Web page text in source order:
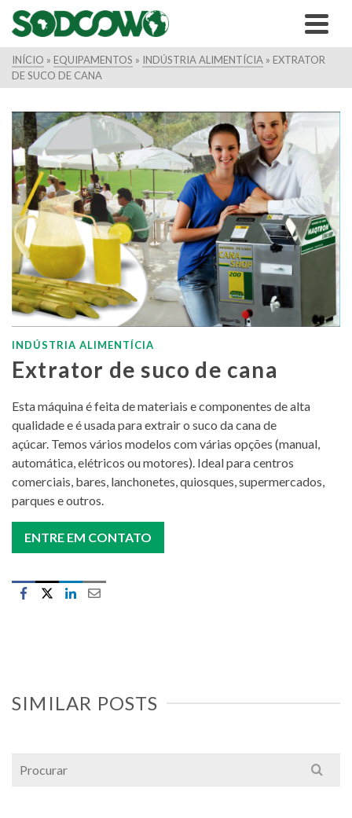
INÍCIO » EQUIPAMENTOS » INDÚSTRIA ALIMENTÍCIA » EXTRATOR
DE SUCO DE CANA
INDÚSTRIA ALIMENTÍCIA
Extrator de suco de cana
Esta máquina é feita de materiais e componentes de alta
qualidade e é usada para extrair o suco da cana de
açúcar. Temos vários modelos com várias opções (manual,
automática, elétricos ou motores). Ideal para centros
comerciais, bares, lanchonetes, quiosques, supermercados,
parques e outros.
ENTRE EM CONTATO
SIMILAR POSTS
Search